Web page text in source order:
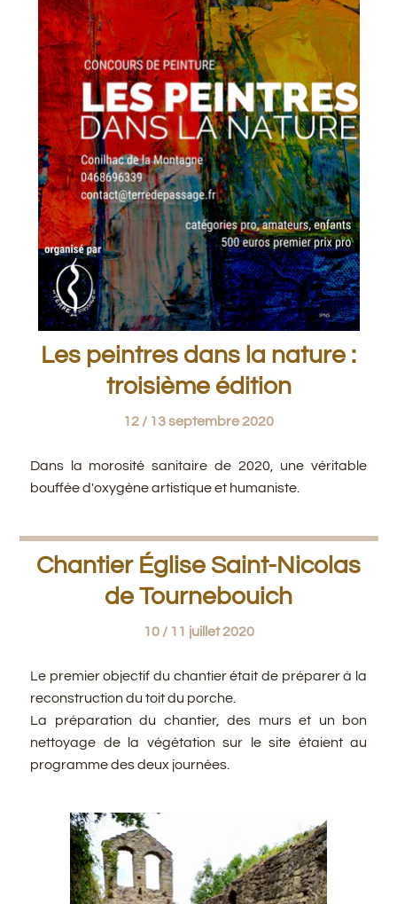
Les peintres dans la nature :
troisième édition
12 / 13 septembre 2020
Dans la morosité sanitaire de 2020, une véritable
bouffée d'oxygène artistique et humaniste.
Chantier Église Saint-Nicolas
de Tournebouich
10 / 11 juillet 2020
Le premier objectif du chantier était de préparer à la
reconstruction du toit du porche.
La préparation du chantier, des murs et un bon
nettoyage de la végétation sur le site étaient au
programme des deux journées.